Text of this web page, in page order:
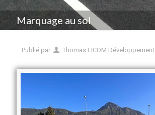
Marquage au sol
Publié par Thomas LICOM Développement